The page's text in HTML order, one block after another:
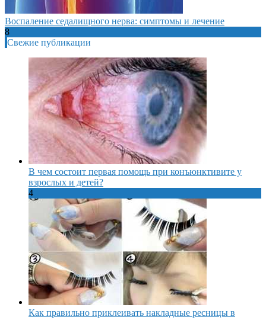
Воспаление седалищного нерва: симптомы и лечение
8
Свежие публикации
В чем состоит первая помощь при конъюнктивите у
взрослых и детей?
4
Как правильно приклеивать накладные ресницы в